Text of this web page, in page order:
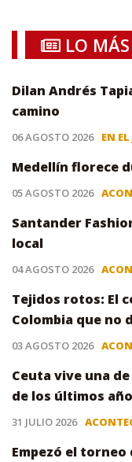
LO
Dilan Andrés
camino
06 AGOSTO 2026 EN
Medellín florece
05 AGOSTO 2026
Santander
local
04 AGOSTO 2026
Tejidos rotos: El
Colombia que no
03 AGOSTO 2026
Ceuta vive una
de los últimos
31 JULIO 2026
Empezó el torneo